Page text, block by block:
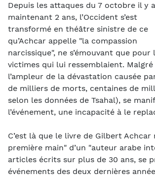
Depuis les attaques du 7 octobre il y a
maintenant 2 ans, l’Occident s’est
transformé en théâtre sinistre de ce
qu’Achcar appelle "la compassion
narcissique", ne s’émouvant que pour
victimes qui lui ressemblaient. Malgré
l’ampleur de la dévastation causée
de milliers de morts, centaines de
selon les données de Tsahal), se
l’événement, une incapacité à le
C’est là que le livre de Gilbert
première main" d’un "auteur arabe
articles écrits sur plus de 30 ans, se
événements des deux dernières